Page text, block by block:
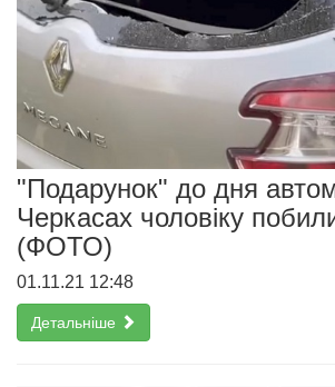
"Подарунок" до дня
Черкасах чоловіку
(ФОТО)
01.11.21 12:48
Детальніше